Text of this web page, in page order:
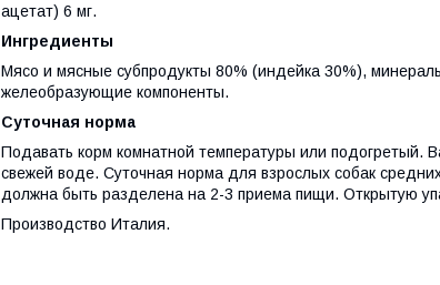
ацетат) 6 мг.
Ингредиенты
Мясо и мясные субпродукты 80% (индейка 30%),
желеобразующие компоненты.
Суточная норма
Подавать корм комнатной температуры или подогретый.
свежей воде. Суточная норма для взрослых собак
должна быть разделена на 2-3 приема пищи. Открытую
Производство Италия.